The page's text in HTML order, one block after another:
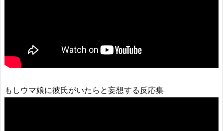
もしウマ娘に彼氏がいたらと妄想する反応集